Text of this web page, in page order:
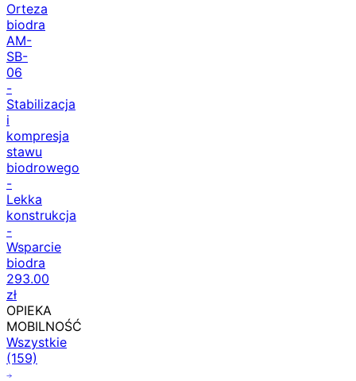
Orteza
biodra
AM-
SB-
06
-
Stabilizacja
i
kompresja
stawu
biodrowego
-
Lekka
konstrukcja
-
Wsparcie
biodra
293.00
zł
OPIEKA
MOBILNOŚĆ
Wszystkie
(159)